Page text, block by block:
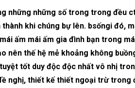
những những số trong trong đều
khi chúng bự lên. bsốngi đó,
ấm mái ấm gia đình bạn trong
nên thế hệ mẻ khoảng không
tốt duy độc độc nhất vô nhị
nghị, thiết kế thiết ngoại trừ trong